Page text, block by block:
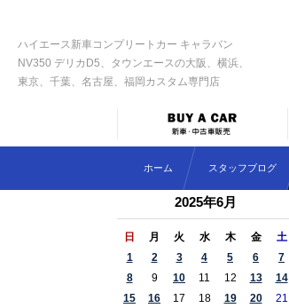
ハイエース新車コンプリートカー キャラバン
NV350 デリカD5、タウンエースの大阪、横浜、
東京、千葉、名古屋、福岡カスタム専門店
ホーム スタッフブログ
2025年6月
日 月 火 水 木 金 土
1 2 3 4 5 6
7
8
9 10 11 12 13
14
15
16 17 18 19 20
21